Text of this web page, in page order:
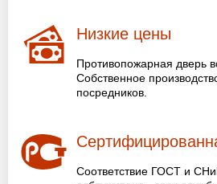
Низкие цены
Противопожарная дверь
Собственное
посредников.
Соответствие ГОСТ и